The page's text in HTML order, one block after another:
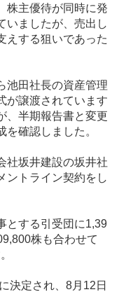
株主優待が同時に発
いましたが、売出し
えする狙いであった
池田社長の資産管理
が譲渡されています
、半期報告書と変更
確認しました。
社坂井建設の坂井社
ントライン契約をし
とする引受団に1,39
株も合わせて
決定され、8月12日